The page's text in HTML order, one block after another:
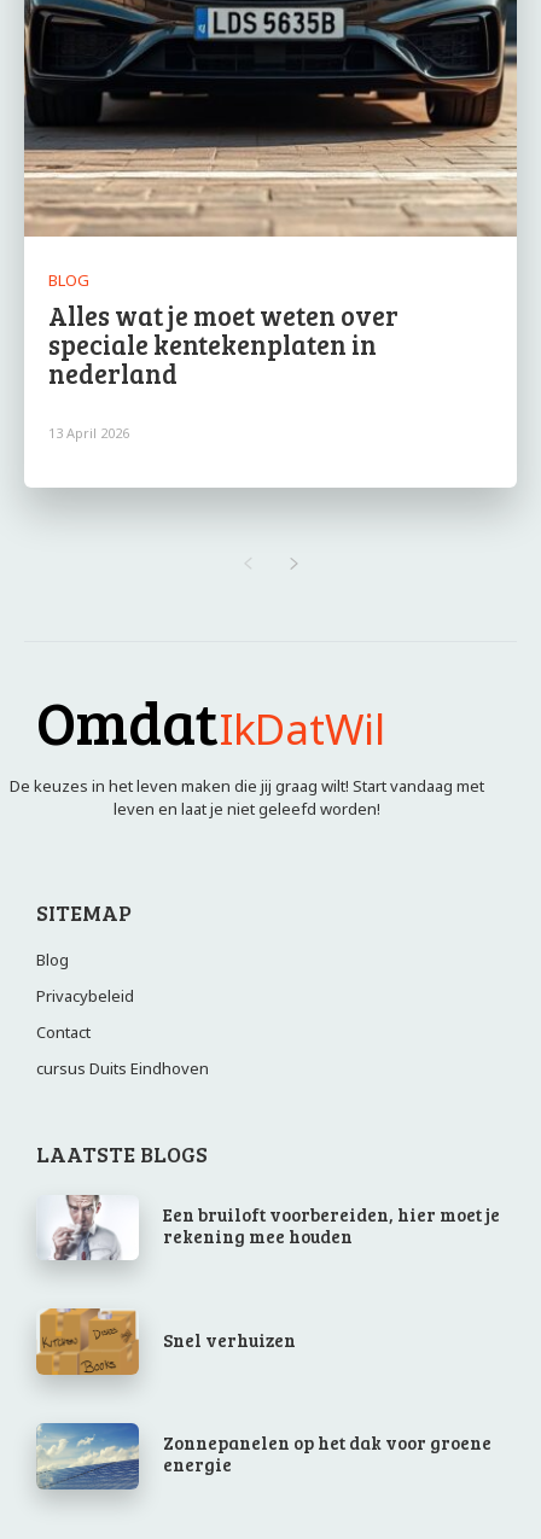
BLOG
Alles wat je moet weten over
speciale kentekenplaten in
nederland
13 April 2026
OmdatIkDatWil
De keuzes in het leven maken die jij graag wilt! Start vandaag met
leven en laat je niet geleefd worden!
SITEMAP
Blog
Privacybeleid
Contact
cursus Duits Eindhoven
LAATSTE BLOGS
Een bruiloft voorbereiden, hier moet je
rekening mee houden
Snel verhuizen
Zonnepanelen op het dak voor groene
energie